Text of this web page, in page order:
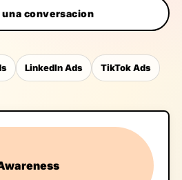
una conversacion
LinkedIn Ads TikTok Ads